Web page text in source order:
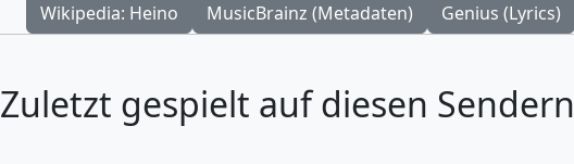
Wikipedia: Heino
MusicBrainz (Metadaten) Genius (Lyrics)
Zuletzt gespielt auf diesen Sendern